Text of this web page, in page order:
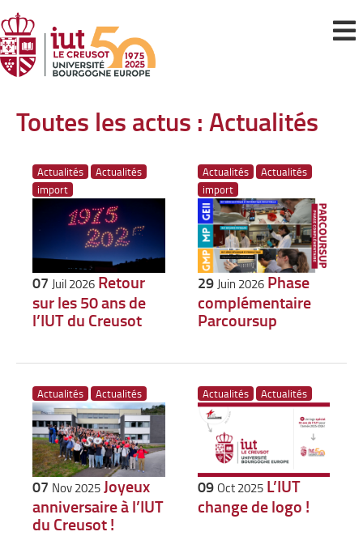
Toutes les actus : Actualités
Actualités
Actualités
import
07 Juil 2026 Retour
sur les 50 ans de
l’IUT du Creusot
Actualités
Actualités
import
29 Juin 2026 Phase
complémentaire
Parcoursup
Actualités Actualités
07 Nov 2025Joyeux
anniversaire à l’IUT
du Creusot !
Actualités Actualités
09Oct 2025 L’IUT
change de logo !